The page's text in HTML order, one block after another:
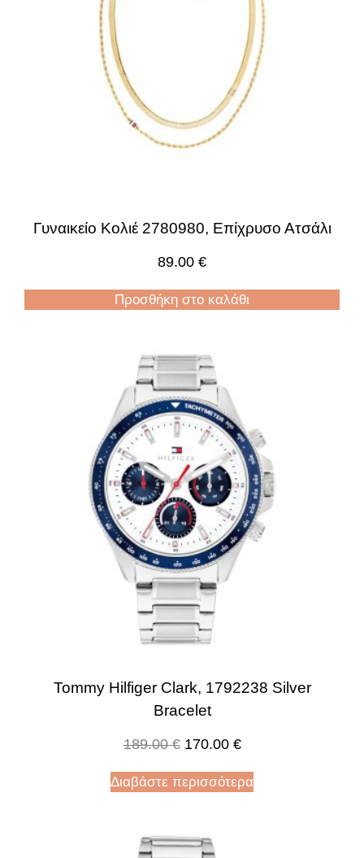
Γυναικείο Κολιέ 2780980, Επίχρυσο Ατσάλι
89.00 €
Προσθήκη στο καλάθι
Tommy Hilfiger Clark, 1792238 Silver
Bracelet
189.00€ 170.00 €
Διαβάστε περισσότερα